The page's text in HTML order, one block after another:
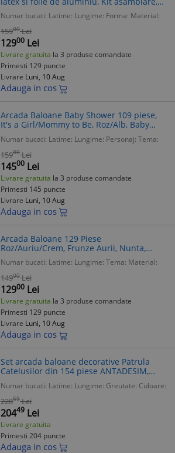
Mov/verde
Numar bucati: Latime: Lungime: Forma: Material:
15900 Lei
12900 Lei
Livrare gratuita la 3 produse comandate
Primesti 129 puncte
Livrare Luni, 10 Aug
Adauga in cos
Arcada Baloane Baby Shower 109 piese,
It's a Girl/Mommy to Be, Roz/Alb, Baby
Girl, Folie Aluminiu, Figurina
Numar bucati: Latime: Lungime: Personaj: Tema:
15900 Lei
14500 Lei
Livrare gratuita la 3 produse comandate
Primesti 145 puncte
Livrare Luni, 10 Aug
Adauga in cos
Arcada Baloane 129 Piese
Roz/Auriu/Crem, Frunze Aurii, Nunta,
Botez, Majorat, Aniversare, Baby Shower
Numar bucati: Latime: Lungime: Tema: Material:
14900 Lei
12900 Lei
Livrare gratuita la 3 produse comandate
Primesti 129 puncte
Livrare Luni, 10 Aug
Adauga in cos
Set arcada baloane decorative Patrula
Catelusilor din 154 piese ANTADESIM,
ideal pentru botez sau alte aniversari,
calitate latex Extra, Multicolor
Numar bucati: Latime: Lungime: Greutate: Culoare:
22869 Lei
20449 Lei
Livrare gratuita
Primesti 204 puncte
Adauga in cos